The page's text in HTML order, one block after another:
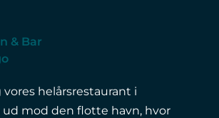
helårsrestaurant i
ud mod den flotte havn, hvor